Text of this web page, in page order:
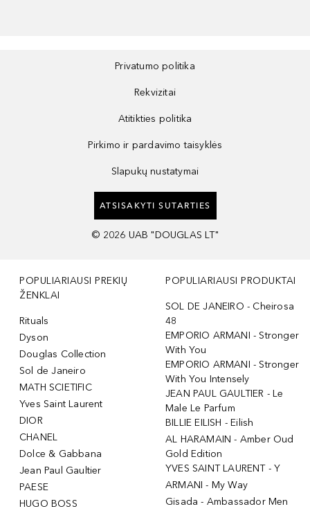
Privatumo politika
Rekvizitai
Atitikties politika
Pirkimo ir pardavimo taisyklės
Slapukų nustatymai
ATSISAKYTI SUTARTIES
© 2026 UAB "DOUGLAS LT"
POPULIARIAUSI PREKIŲ
ŽENKLAI
Rituals
Dyson
Douglas Collection
Sol de Janeiro
MATH SCIETIFIC
Yves Saint Laurent
DIOR
CHANEL
Dolce & Gabbana
Jean Paul Gaultier
PAESE
HUGO BOSS
POPULIARIAUSI PRODUKTAI
SOL DE JANEIRO - Cheirosa
48
EMPORIO ARMANI - Stronger
With You
EMPORIO ARMANI - Stronger
With You Intensely
JEAN PAUL GAULTIER - Le
Male Le Parfum
BILLIE EILISH - Eilish
AL HARAMAIN - Amber Oud
Gold Edition
YVES SAINT LAURENT - Y
ARMANI - My Way
Gisada - Ambassador Men